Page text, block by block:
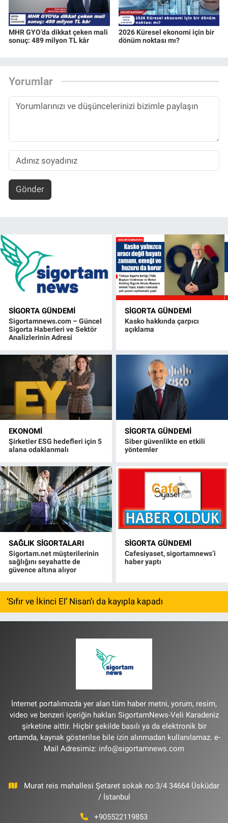
MHR GYO’da dikkat çeken mali
sonuç: 489 milyon TL kâr
2026 Küresel ekonomi için bir
dönüm noktası mı?
Yorumlar
Gönder
SIGORTA GÜNDEMI
Sigortamnews.com – Güncel
Sigorta Haberleri ve Sektör
Analizlerinin Adresi
SIGORTA GÜNDEMI
Kasko hakkında çarpıcı
açıklama
EKONOMI
Şirketler ESG hedefleri için 5
alana odaklanmalı
SIGORTA GÜNDEMI
Siber güvenlikte en etkili
yöntemler
SAĞLIK SIGORTALARI
Sigortam.net müşterilerinin
sağlığını seyahatte de
güvence altına alıyor
SIGORTA GÜNDEMI
Cafesiyaset, sigortamnews’i
haber yaptı
‘Sıfır ve İkinci El’ Nisan’ı da kayıpla kapadı
İnternet portalımızda yer alan tüm haber metni, yorum, resim,
video ve benzeri içeriğin hakları SigortamNews-Veli Karadeniz
şirketine aittir. Hiçbir şekilde basılı ya da elektronik bir
ortamda, kaynak gösterilse bile izin alınmadan kullanılamaz. e-
Mail Adresimiz: info@sigortamnews.com
Murat reis mahallesi Şetaret sokak no:3/4 34664 Üsküdar
/ İstanbul
+905522119853